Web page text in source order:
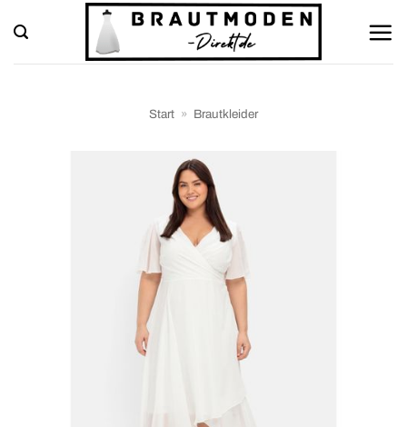
Inhalt
springen
Start » Brautkleider